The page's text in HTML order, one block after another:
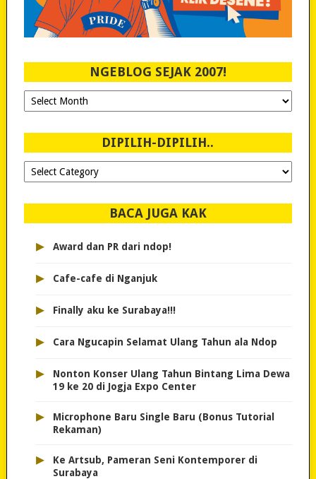
NGEBLOG SEJAK 2007!
Ngeblog
Sejak
DIPILIH-DIPILIH..
Dipilih-
dipilih..
BACA JUGA KAK
▸ Award dan PR dari ndop!
▸ Cafe-cafe di Nganjuk
▸ Finally aku ke Surabaya!!!
▸ Cara Ngucapin Selamat Ulang Tahun ala Ndop
▸
Nonton Konser Ulang Tahun Bintang Lima Dewa
19 ke 20 di Jogja Expo Center
▸
Microphone Baru Single Baru (Bonus Tutorial
Rekaman)
▸
Ke Artsub, Pameran Seni Kontemporer di
Surabaya